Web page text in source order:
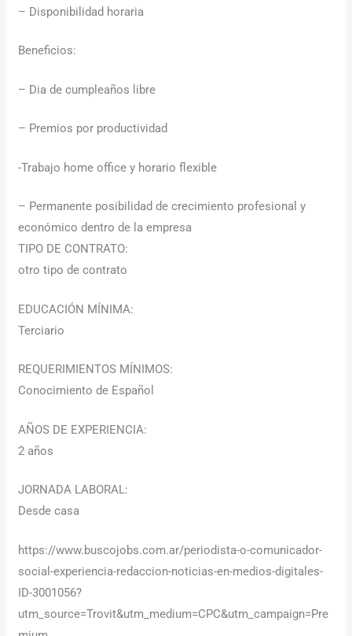
– Disponibilidad horaria
Beneficios:
– Dia de cumpleaños libre
– Premios por productividad
-Trabajo home office y horario flexible
– Permanente posibilidad de crecimiento profesional y
económico dentro de la empresa
TIPO DE CONTRATO:
otro tipo de contrato
EDUCACIÓN MÍNIMA:
Terciario
REQUERIMIENTOS MÍNIMOS:
Conocimiento de Español
AÑOS DE EXPERIENCIA:
2 años
JORNADA LABORAL:
Desde casa
https://www.buscojobs.com.ar/periodista-o-comunicador-
social-experiencia-redaccion-noticias-en-medios-digitales-
ID-3001056?
utm_source=Trovit&utm_medium=CPC&utm_campaign=Pre